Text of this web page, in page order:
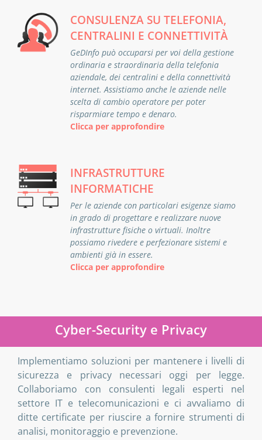
CONSULENZA SU TELEFONIA,
CENTRALINI E CONNETTIVITÀ
GeDInfo può occuparsi per voi della gestione
ordinaria e straordinaria della telefonia
aziendale, dei centralini e della connettività
internet. Assistiamo anche le aziende nelle
scelta di cambio operatore per poter
risparmiare tempo e denaro.
Clicca per approfondire
INFRASTRUTTURE
INFORMATICHE
Per le aziende con particolari esigenze siamo
in grado di progettare e realizzare nuove
infrastrutture fisiche o virtuali. Inoltre
possiamo rivedere e perfezionare sistemi e
ambienti già in essere.
Clicca per approfondire
Cyber-Security e Privacy
Implementiamo soluzioni per mantenere i livelli di
sicurezza e privacy necessari oggi per legge.
Collaboriamo con consulenti legali esperti nel
settore IT e telecomunicazioni e ci avvaliamo di
ditte certificate per riuscire a fornire strumenti di
analisi, monitoraggio e prevenzione.